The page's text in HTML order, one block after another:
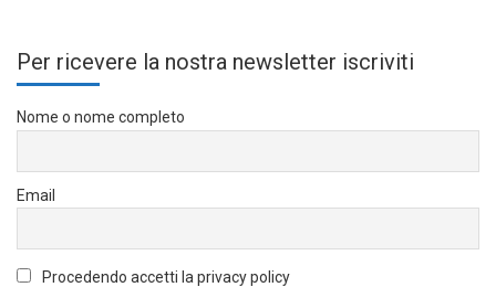
Per ricevere la nostra newsletter iscriviti
Nome o nome completo
Email
Procedendo accetti la privacy policy